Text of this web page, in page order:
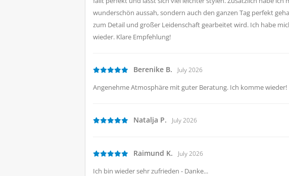
wunderschön aussah, sondern auch den ganzen Tag perfekt
zum Detail und großer Leidenschaft gearbeitet wird. Ich habe
wieder. Klare Empfehlung!
Berenike B. July 2026
Angenehme Atmosphäre mit guter Beratung. Ich komme wieder!
Natalja P. July 2026
Raimund K. July 2026
Ich bin wieder sehr zufrieden - Danke...